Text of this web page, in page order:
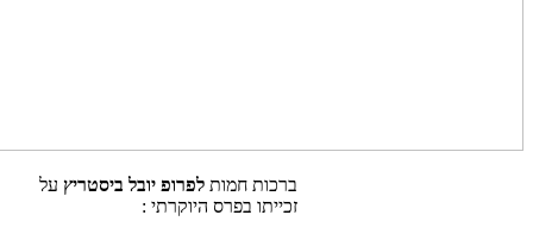
ברכות חמות לפרופ יובל ביסטריץ על
זכייתו בפרס היוקרתי :